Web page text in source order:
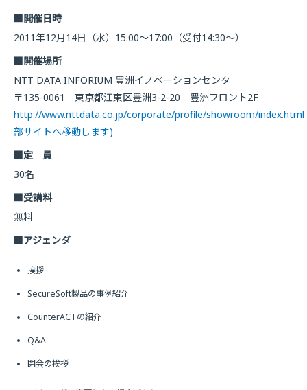
■開催日時
2011年12月14日（水）15:00〜17:00（受付14:30〜）
■開催場所
NTT DATA INFORIUM 豊洲イノベーションセンタ
〒135-0061 東京都江東区豊洲3-2-20 豊洲フロント2F
http://www.nttdata.co.jp/corporate/profile/showroom/index.html
部サイトへ移動します)
■定 員
30名
■受講料
無料
■アジェンダ
挨拶
SecureSoft製品の事例紹介
CounterACTの紹介
Q&A
閉会の挨拶